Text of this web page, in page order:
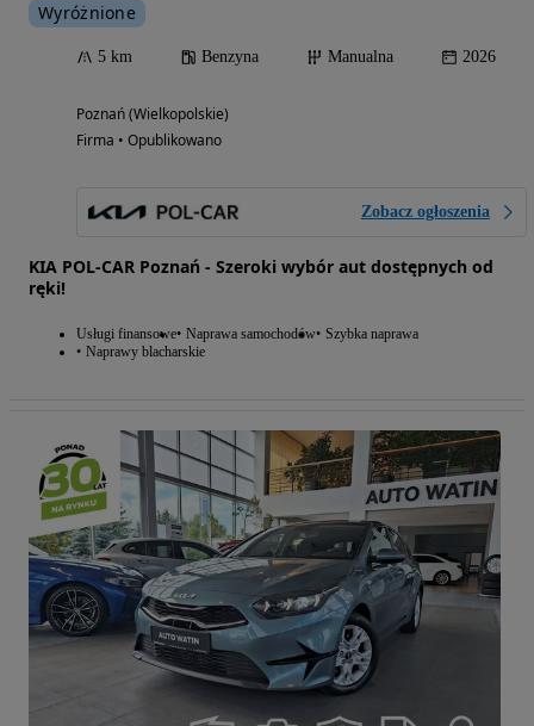
Wyróżnione
5 km Benzyna Manualna 2026
Poznań (Wielkopolskie)
Firma • Opublikowano
Zobacz ogłoszenia
KIA POL-CAR Poznań - Szeroki wybór aut dostępnych od
ręki!
Usługi finansowe Naprawa samochodów Szybka naprawa
Naprawy blacharskie